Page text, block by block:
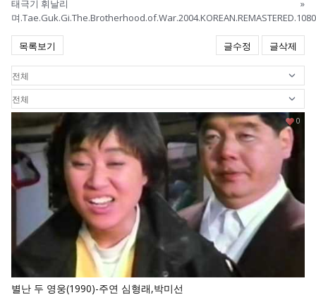
태극기 휘날리
며
»
목록보기 글수정 글삭제
별난 두 영웅(1990)-주연 심형래,박미선
0